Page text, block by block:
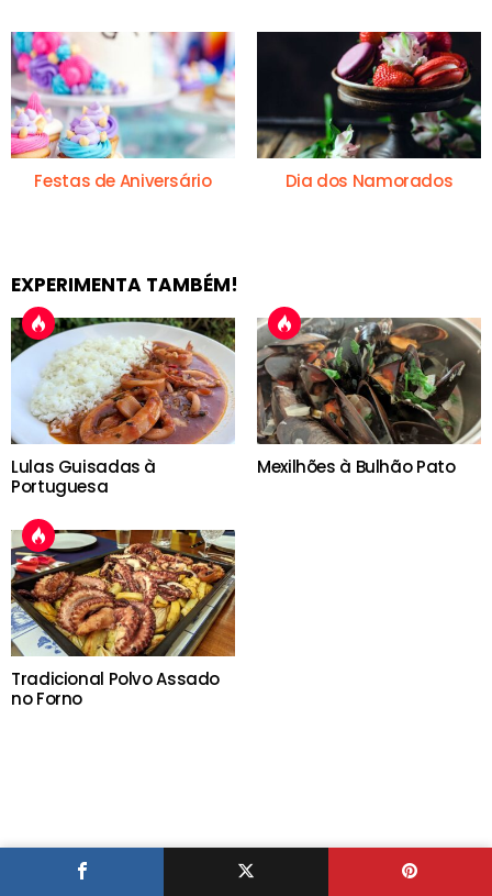
Festas de Aniversário Dia dos Namorados
EXPERIMENTA TAMBÉM!
Lulas Guisadas à
Portuguesa
Mexilhões à Bulhão Pato
Tradicional Polvo Assado
no Forno